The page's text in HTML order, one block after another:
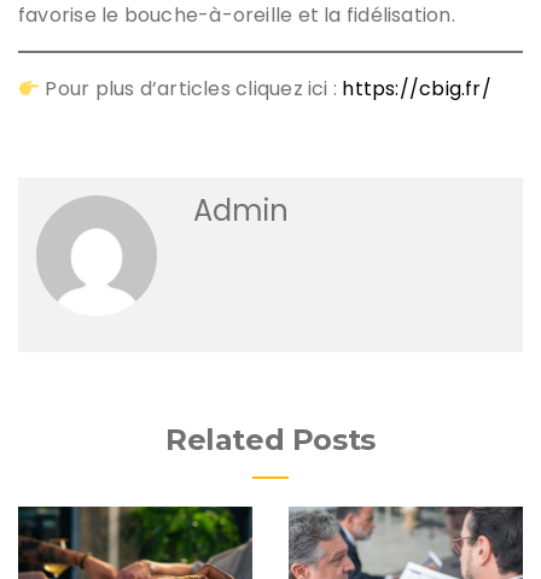
favorise le bouche-à-oreille et la fidélisation.
Pour plus d’articles cliquez ici : https://cbig.fr/
Admin
Related Posts